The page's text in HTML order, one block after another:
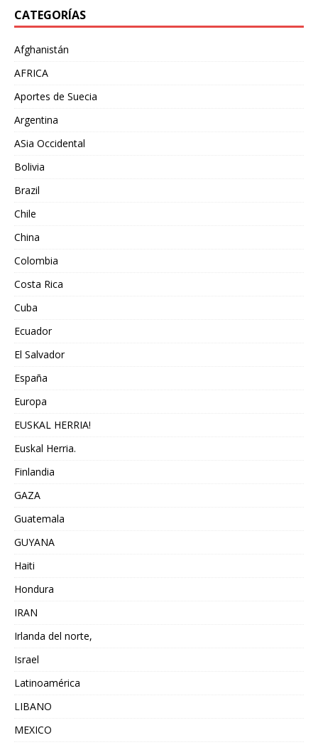
CATEGORÍAS
Afghanistán
AFRICA
Aportes de Suecia
Argentina
ASia Occidental
Bolivia
Brazil
Chile
China
Colombia
Costa Rica
Cuba
Ecuador
El Salvador
España
Europa
EUSKAL HERRIA!
Euskal Herria.
Finlandia
GAZA
Guatemala
GUYANA
Haiti
Hondura
IRAN
Irlanda del norte,
Israel
Latinoamérica
LIBANO
MEXICO